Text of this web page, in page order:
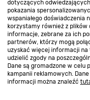
dotyczących
pokazania
wspaniałego doświadczenia
korzystamy również z
informacje, zebrane za ich
partnerów, którzy mogą
uzyskać więcej informacji
udzielić zgody na
Dane są gromadzone w celu
kampanii reklamowych.
informacji można znaleźć
Strefa biznesu
Dołącz do nas